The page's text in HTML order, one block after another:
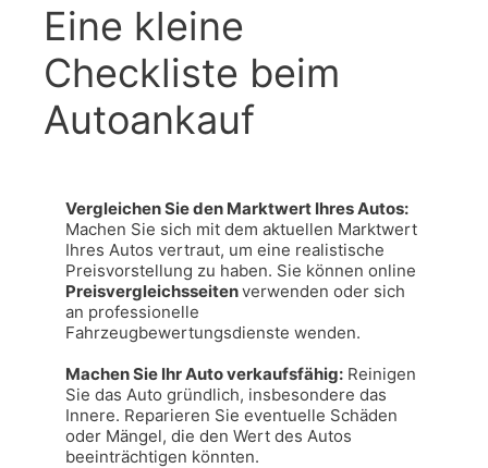
Eine kleine
Checkliste beim
Autoankauf
Machen Sie sich mit dem aktuellen Marktwert
Ihres Autos vertraut, um eine realistische
Preisvergleichsseiten verwenden oder sich
an professionelle
Fahrzeugbewertungsdienste wenden.
Machen Sie Ihr Auto verkaufsfähig: Reinigen
Sie das Auto gründlich, insbesondere das
Innere. Reparieren Sie eventuelle Schäden
oder Mängel, die den Wert des Autos
beeinträchtigen könnten.